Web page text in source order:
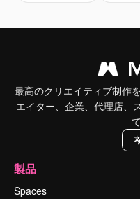
最高のクリエイティブ制作
エイター、企業、代理店、
製品
Spaces